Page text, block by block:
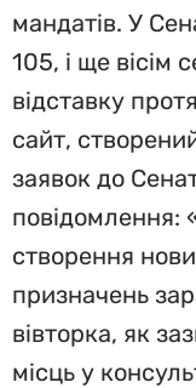
мандатів. У
105, і ще вісім
відставку
сайт,
заявок до
повідомлення:
створення
призначень
вівторка, як
місць у